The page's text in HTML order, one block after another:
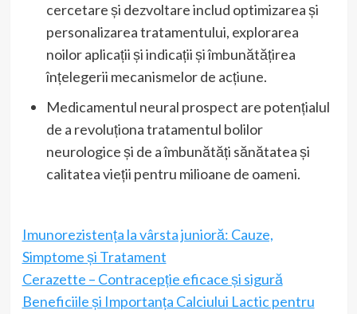
cercetare și dezvoltare includ optimizarea și
personalizarea tratamentului, explorarea
noilor aplicații și indicații și îmbunătățirea
înțelegerii mecanismelor de acțiune.
Medicamentul neural prospect are potențialul
de a revoluționa tratamentul bolilor
neurologice și de a îmbunătăți sănătatea și
calitatea vieții pentru milioane de oameni.
Imunorezistența la vârsta junioră: Cauze,
Simptome și Tratament
Cerazette – Contracepție eficace și sigură
Beneficiile și Importanța Calciului Lactic pentru